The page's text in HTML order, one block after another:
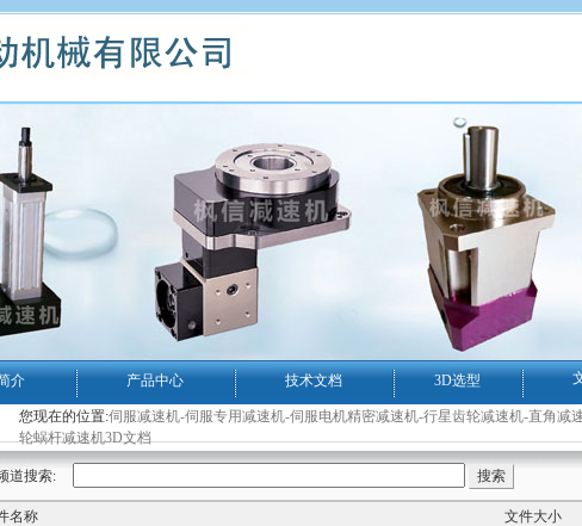
介 产品中心 技术文档 3D选型
您现在的位置:伺服减速机-伺服专用减速机-伺服电机精密减速机-行星齿轮减速机-直角减
轮蜗杆减速机3D文档
道搜索:
名称 文件大小